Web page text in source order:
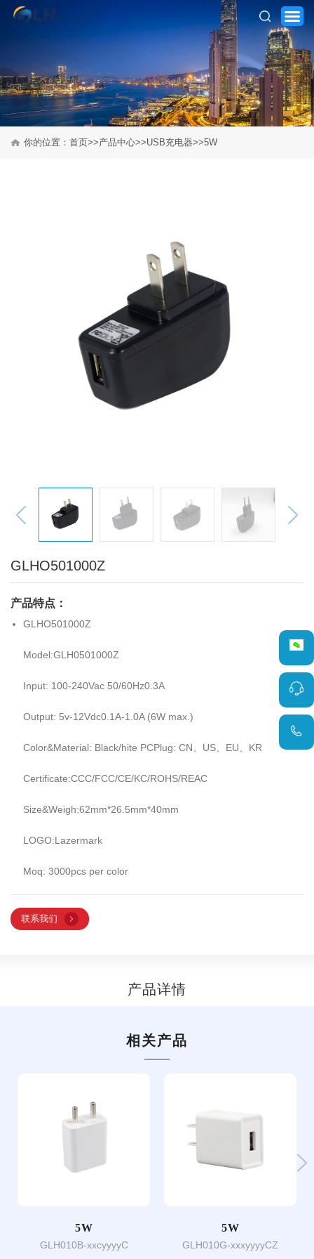
你的位置： 首页>>产品中心>>USB充电器>>5W
GLHO501000Z
产品特点：
GLHO501000Z
Model:GLH0501000Z
Input: 100-240Vac 50/60Hz0.3A
Output: 5v-12Vdc0.1A-1.0A (6W max.)
Color&Material: Black/hite PCPlug: CN、US、EU、KR
Certificate:CCC/FCC/CE/KC/ROHS/REAC
Size&Weigh:62mm*26.5mm*40mm
LOGO:Lazermark
Moq: 3000pcs per color
联系我们
产品详情
相关产品
5W
GLH010B-xxcyyyyC
5W
GLH010G-xxxyyyyCZ